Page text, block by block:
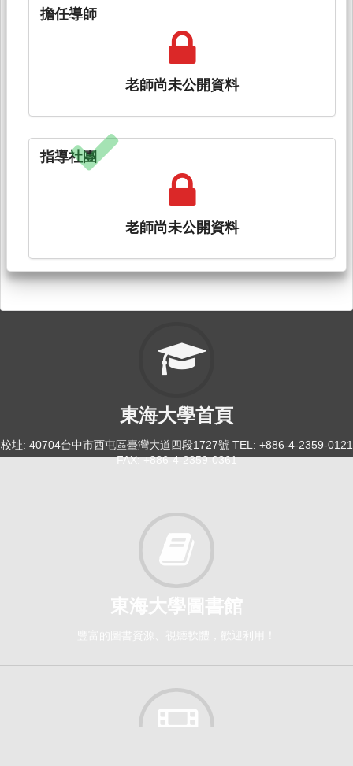
擔任導師
老師尚未公開資料
指導社團
老師尚未公開資料
東海大學首頁
校址: 40704台中市西屯區臺灣大道四段1727號 TEL: +886-4-2359-0121
FAX: +886-4-2359-0361
東海大學圖書館
豐富的圖書資源、視聽軟體，歡迎利用！